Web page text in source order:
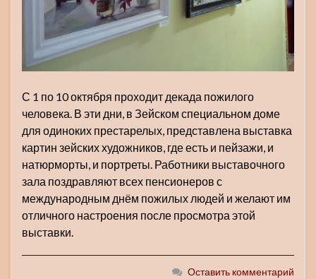
С 1 по 10 октября проходит декада пожилого
человека. В эти дни, в Зейском специальном доме
для одиноких престарелых, представлена выставка
картин зейских художников, где есть и пейзажи, и
натюрморты, и портреты. Работники выставочного
зала поздравляют всех пенсионеров с
международным днём пожилых людей и желают им
отличного настроения после просмотра этой
выставки.
Оставить комментарий